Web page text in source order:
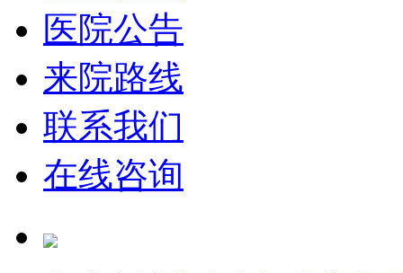
医院公告
来院路线
联系我们
在线咨询